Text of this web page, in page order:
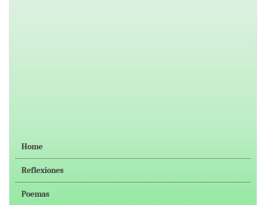
Home
Reflexiones
Poemas